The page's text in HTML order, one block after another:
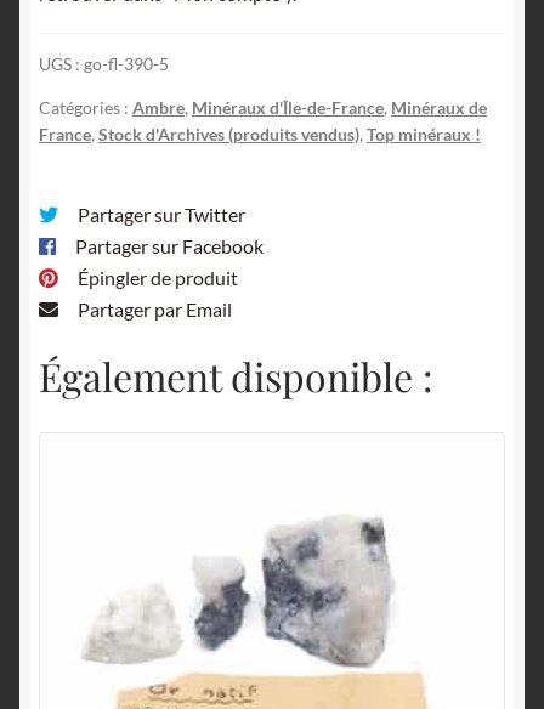
UGS : go-fl-390-5
Catégories : Ambre, Minéraux d'Île-de-France, Minéraux de
France, Stock d'Archives (produits vendus), Top minéraux !
Partager sur Twitter
Partager sur Facebook
Épingler de produit
Partager par Email
Également disponible :